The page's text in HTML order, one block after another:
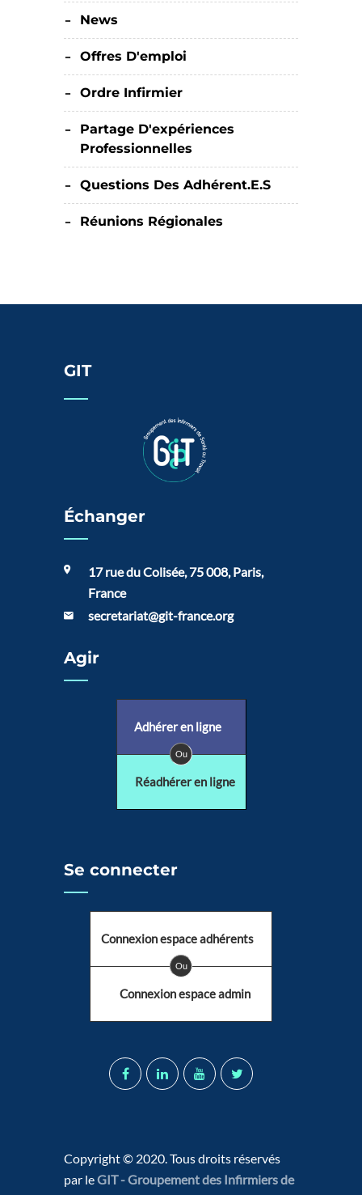
News
Offres D'emploi
Ordre Infirmier
Partage D'expériences
Professionnelles
Questions Des Adhérent.e.s
Réunions Régionales
GIT
Échanger
17 rue du Colisée, 75 008, Paris,
France
secretariat@git-france.org
Agir
Adhérer en ligne
Ou
Réadhérer en ligne
Se connecter
Connexion espace adhérents
Ou
Connexion espace admin
Copyright © 2020. Tous droits réservés
par leGIT - Groupement des Infirmiers de